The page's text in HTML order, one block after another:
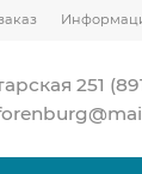
251